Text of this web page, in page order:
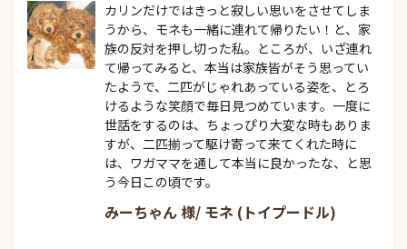
カリンだけではきっと寂しい思いをさせてしま
うから、モネも一緒に連れて帰りたい！と、家
族の反対を押し切った私。ところが、いざ連れ
て帰ってみると、本当は家族皆がそう思ってい
たようで、二匹がじゃれあっている姿を、とろ
けるような笑顔で毎日見つめています。一度に
世話をするのは、ちょっぴり大変な時もありま
すが、二匹揃って駆け寄って来てくれた時に
は、ワガママを通して本当に良かったな、と思
う今日この頃です。
みーちゃん 様/ モネ (トイプードル)